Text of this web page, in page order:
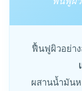
ฟื้นฟูผิวอย่า
ผสานน้ำมัน